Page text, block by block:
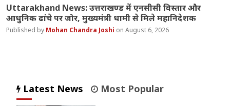
Uttarakhand News: उत्तराखण्ड में एनसीसी विस्तार और
आधुनिक ढांचे पर जोर, मुख्यमंत्री धामी से मिले महानिदेशक
Mohan Chandra Joshi August 6, 2026
Latest News Most Popular